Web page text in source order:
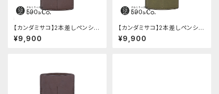
【カンダミサコ】2本差しペンシー
ス・ミネルバボックス (カスター
ニョ)
¥9,900
【カンダミサコ】2本差しペンシー
ス・ミネルバボックス (オリーバ)
¥9,900